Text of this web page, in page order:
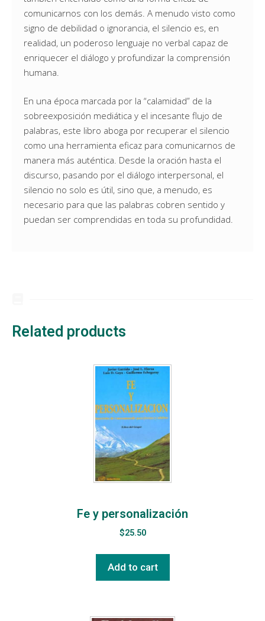
comunicarnos con los demás. A menudo visto como
signo de debilidad o ignorancia, el silencio es, en
realidad, un poderoso lenguaje no verbal capaz de
enriquecer el diálogo y profundizar la comprensión
humana.
En una época marcada por la “calamidad” de la
sobreexposición mediática y el incesante flujo de
palabras, este libro aboga por recuperar el silencio
como una herramienta eficaz para comunicarnos de
manera más auténtica. Desde la oración hasta el
discurso, pasando por el diálogo interpersonal, el
silencio no solo es útil, sino que, a menudo, es
necesario para que las palabras cobren sentido y
puedan ser comprendidas en toda su profundidad.
Related products
Fe y personalización
$25.50
Add to cart